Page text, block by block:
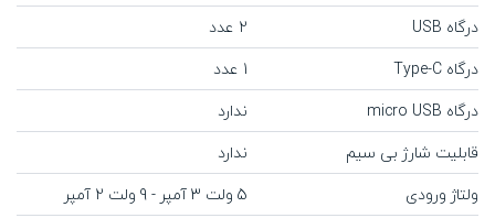
درگاه USB
2 عدد
درگاه Type-C
1 عدد
درگاه micro USB
ندارد
قابلیت شارژ بی سیم
ندارد
ولتاژ ورودی
5 ولت 3 آمپر - 9 ولت 2 آمپر